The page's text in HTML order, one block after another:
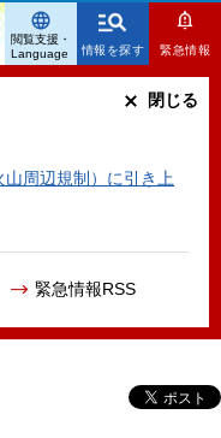
情報を探す 緊急情報
周辺規制）に引き上
緊急情報RSS
閉じる
閲覧支援・
Language